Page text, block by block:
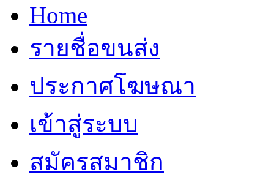
Home
รายชื่อขนส่ง
ประกาศโฆษณา
เข้าสู่ระบบ
สมัครสมาชิก